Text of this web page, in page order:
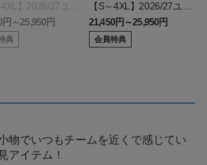
4XL】2026/27ユニ
ム オーセンティッ
:GK
円～25,950円
典
【S～4XL】2026/27ユニ
フォーム オーセンティッ
クモデル:FP2nd
21,450円～25,950円
会員特典
物でいつもチームを近くで感じてい
アイテム！